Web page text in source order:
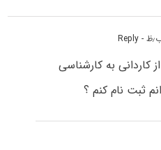
- Reply
کاردانی به کارشناسی
ثبت نام کنم ؟